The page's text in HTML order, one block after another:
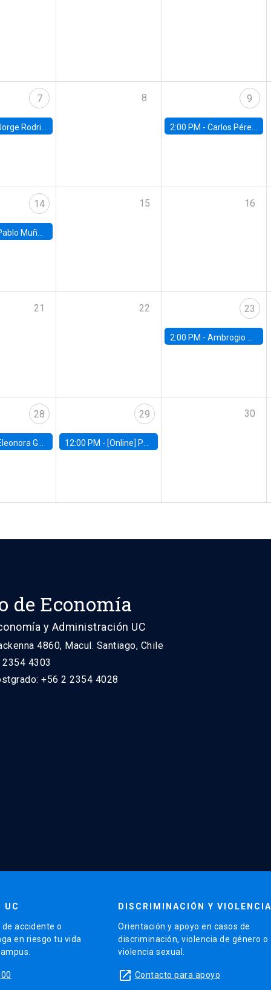
7
Rodriguez, Universidad de Los Andes
8 9
2:00 PM - Carlos Pérez, Universidad Finis Terrae
14
Muñoz, Universidad de Chile
15 16
21 22 23
2:00 PM - Ambrogio Cesa-Bianchi, Bank of England
28
Guarnieri, Exeter University
29
12:00 PM - [Online] Pablo Slutzky, University of Maryland
30
de Economía
y Administración UC
4860, Macul. Santiago, Chile
4303
+56 2 2354 4028
UC
accidente o
en riesgo tu vida
DISCRIMINACIÓN Y VIOLENCIA
Orientación y apoyo en casos de
discriminación, violencia de género o
violencia sexual.
launch Contacto para apoyo